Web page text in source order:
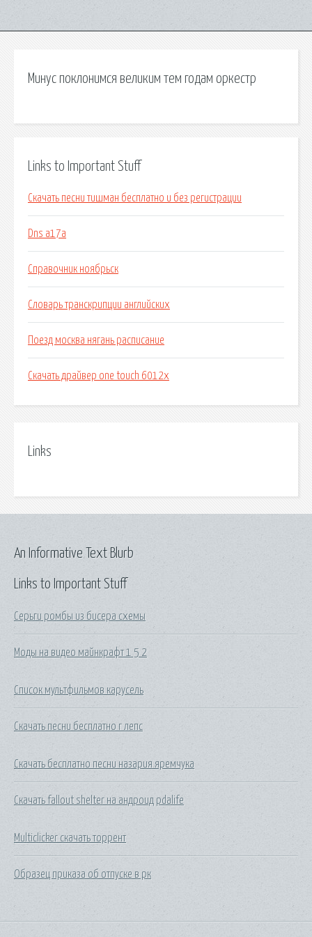
Минус поклонимся великим тем годам оркестр
Links to Important Stuff
Скачать песни тишман бесплатно и без регистрации
Dns a17a
Справочник ноябрьск
Словарь транскрипции английских
Поезд москва нягань расписание
Скачать драйвер one touch 6012x
Links
Links to Important Stuff
Серьги ромбы из бисера схемы
Моды на видео майнкрафт 1 5 2
Список мультфильмов карусель
Скачать песни бесплатно г лепс
Скачать бесплатно песни назария яремчука
Скачать fallout shelter на андроид pdalife
Multiclicker скачать торрент
Образец приказа об отпуске в рк
An Informative Text Blurb